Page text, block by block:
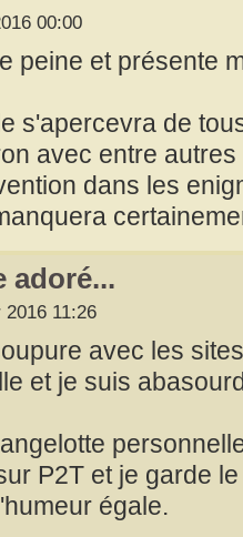
00:00
peine et présente
s'apercevra de
avec entre autres
dans les
adoré...
11:26
avec les
et je suis
P2T et je garde
égale.